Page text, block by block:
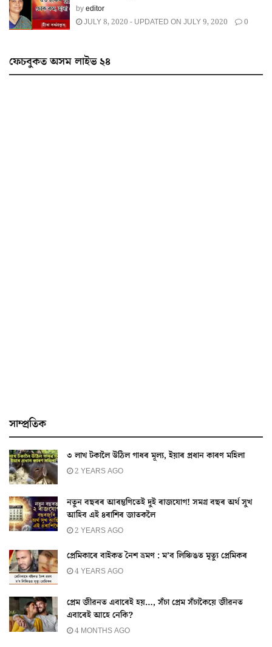
byeditor
JULY 8, 2020 - UPDATED ON JULY 9, 2020
0
ফেচবুকত অসম লাইভ ২৪
সাম্প্ৰতিক
৩ লাখ টকালৈ উঠিল গাধৰ মূল্য, ইয়াৰ প্ৰধান কাৰণ মহিলা
2 YEARS AGO
নতুন বছৰৰ আৰম্ভণিতেই দুই ৰাজযোগ! সমগ্ৰ বছৰ অৰ্থ সুখ
আহিব এই ৪ৰাশিৰ জাতকলৈ
2 YEARS AGO
প্ৰেমিকাৰে বাইকত নৈশ ভ্ৰমণ : ম’ব লিঞ্চিঙত মৃত্যু প্ৰেমিকৰ
4 YEARS AGO
প্ৰেম জীৱনত এবাৰেই হয়…, সঁচা প্ৰেম সঁচাকৈয়ে জীৱনত
এবাৰেই আহে নেকি?
4 MONTHS AGO